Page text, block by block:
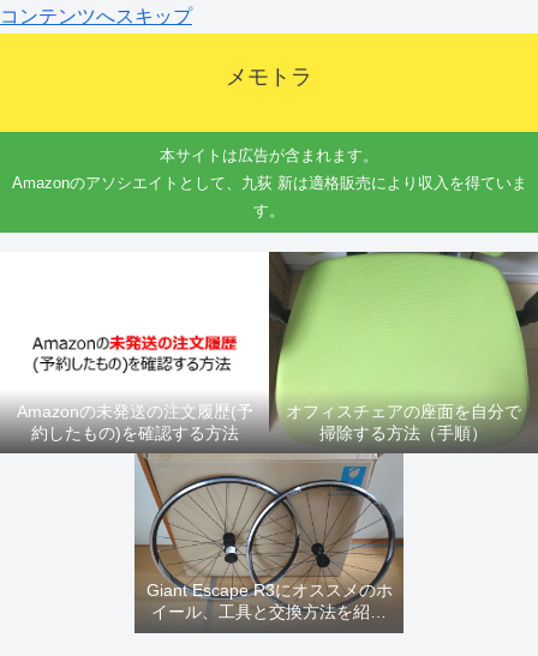
コンテンツへスキップ
メモトラ
本サイトは広告が含まれます。
Amazonのアソシエイトとして、九荻 新は適格販売により収入を得ていま
す。
Amazonの未発送の注文履歴(予
約したもの)を確認する方法
オフィスチェアの座面を自分で
掃除する方法（手順）
Giant Escape R3にオススメのホ
イール、工具と交換方法を紹介
するよ